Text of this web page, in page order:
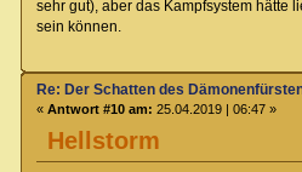
sehr gut), aber das Kampfsystem hätte
sein können.
Hellstorm
Re: Der Schatten des
« Antwort #10 am: 25.04.2019 | 06:47 »